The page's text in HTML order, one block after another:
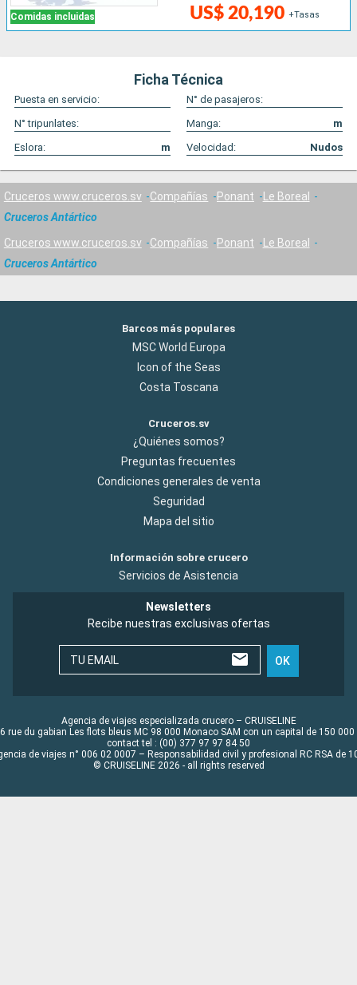
Comidas incluidas US$ 20,190 +Tasas
Ficha Técnica
Puesta en servicio:
N° de pasajeros:
N° tripunlates:
Manga:
m
Eslora:
m Velocidad: Nudos
Cruceros www.cruceros.sv Compañías Ponant
Le Boreal
Cruceros Antártico
Cruceros www.cruceros.sv Compañías Ponant
Le Boreal
Cruceros Antártico
Barcos más populares
MSC World Europa
Icon of the Seas
Costa Toscana
Cruceros.sv
¿Quiénes somos?
Preguntas frecuentes
Condiciones generales de venta
Seguridad
Mapa del sitio
Información sobre crucero
Servicios de Asistencia
Newsletters
Recibe nuestras exclusivas ofertas
TU EMAIL OK
Agencia de viajes especializada crucero – CRUISELINE
rue du gabian Les flots bleus MC 98 000 Monaco SAM con un capital de 150 000
contact tel : (00) 377 97 97 84 50
de viajes n° 006 02 0007 – Responsabilidad civil y profesional RC RSA de
© CRUISELINE 2026 - all rights reserved